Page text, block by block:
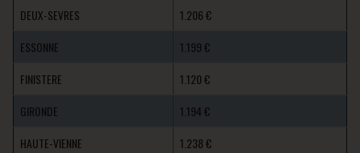
DEUX-SEVRES
1.206 €
ESSONNE
1.199 €
FINISTERE
1.120 €
GIRONDE
1.194 €
HAUTE-VIENNE
1.238 €